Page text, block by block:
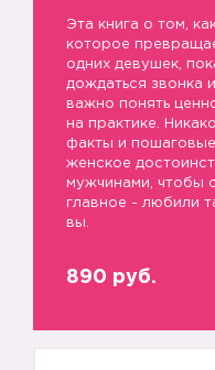
Эта книга о том,
которое
одних девушек,
дождаться звонка
важно понять
на практике.
факты и пошаговые
женское
мужчинами, чтобы
главное - любили
вы.
890 руб.